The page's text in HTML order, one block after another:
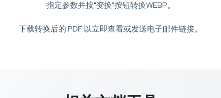
指定参数并按"变换"按钮转换WEBP。
下载转换后的 PDF 以立即查看或发送电子邮件链接。